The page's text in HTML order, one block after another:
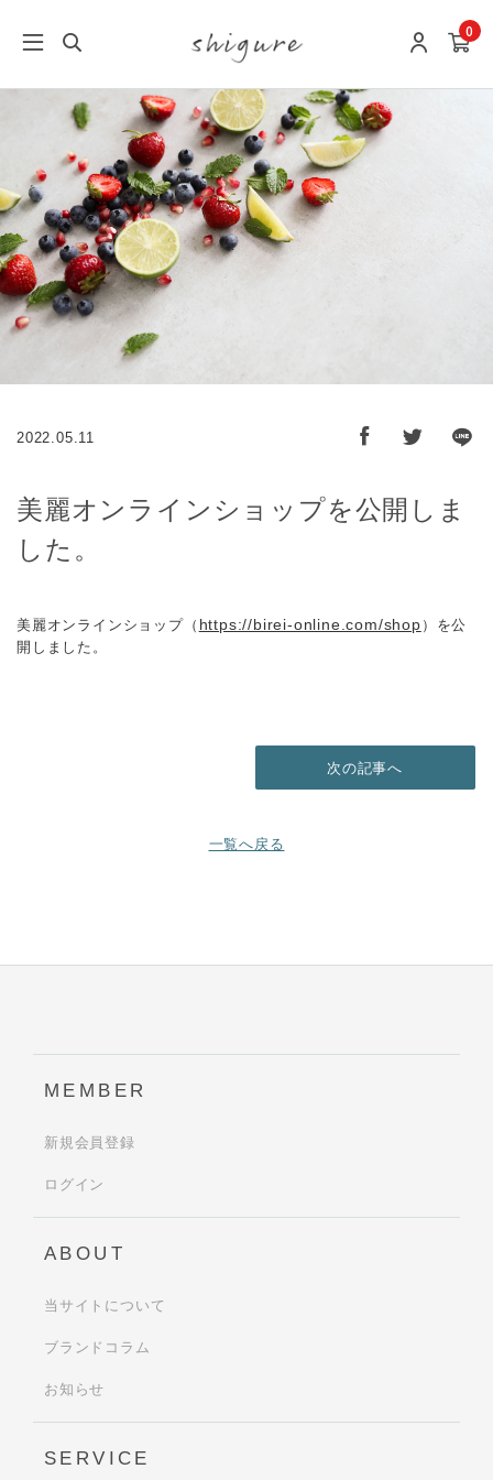
0
2022.05.11
美麗オンラインショップを公開しま
した。
美麗オンラインショップ（ https://birei-online.com/shop ）を公
開しました。
一覧へ戻る
次の記事へ
MEMBER
新規会員登録
ログイン
ABOUT
当サイトについて
ブランドコラム
お知らせ
SERVICE